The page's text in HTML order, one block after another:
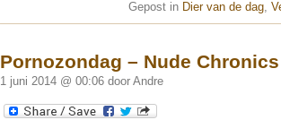
Gepost in Dier van de dag,
Pornozondag – Nude Chronics
1 juni 2014 @ 00:06 door Andre